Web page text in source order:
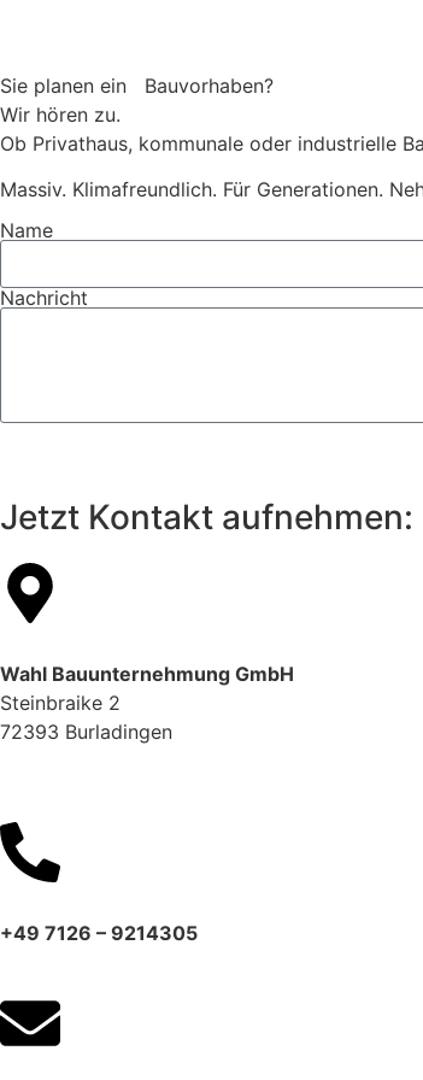
Sie planen ein Bauvorhaben?
Wir hören zu.
Ob Privathaus, kommunale oder industrielle
Massiv. Klimafreundlich. Für Generationen.
Name
Nachricht
Jetzt Kontakt aufnehmen:
Wahl Bauunternehmung GmbH
Steinbraike 2
72393 Burladingen
+49 7126 – 9214305